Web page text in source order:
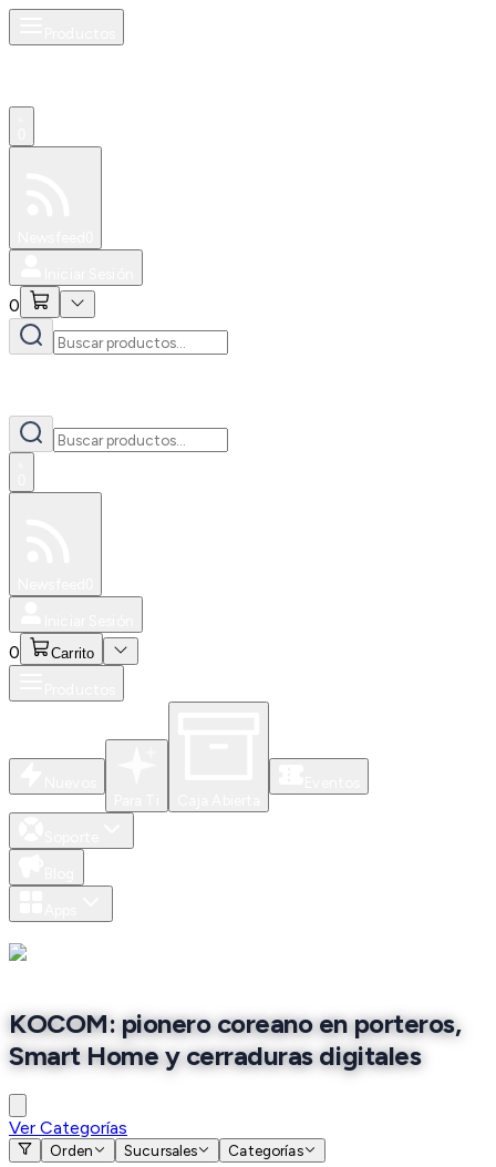
0
0 Carrito
KOCOM: pionero coreano en porteros,
Smart Home y cerraduras digitales
Ver Categorías
Orden Sucursales Categorías